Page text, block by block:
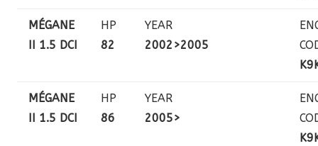
MÉGANE
II 1.5 DCI
HP
82
YEAR
2002>2005
MÉGANE
II 1.5 DCI
HP
86
YEAR
2005>